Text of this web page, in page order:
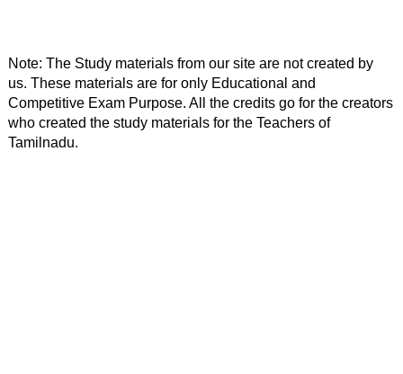
Note: The Study materials from our site are not created by
us. These materials are for only Educational and
Competitive Exam Purpose. All the credits go for the creators
who created the study materials for the Teachers of
Tamilnadu.